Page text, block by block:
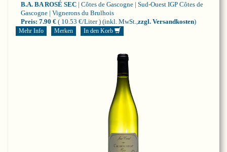
B.A. BA ROSÉ SEC | Côtes de Gascogne | Sud-Ouest IGP Côtes de
Gascogne | Vignerons du Brulhois
Preis: 7.90 € ( 10.53 €/Liter ) (inkl. MwSt.,zzgl. Versandkosten)
Mehr Info Merken In den Korb